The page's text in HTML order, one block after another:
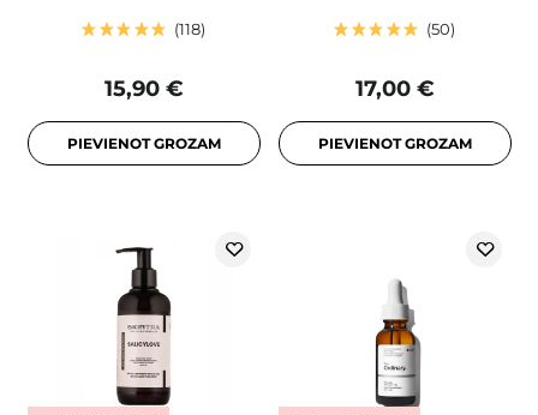
118
15,90 €
PIEVIENOT GROZAM
50
17,00 €
PIEVIENOT GROZAM